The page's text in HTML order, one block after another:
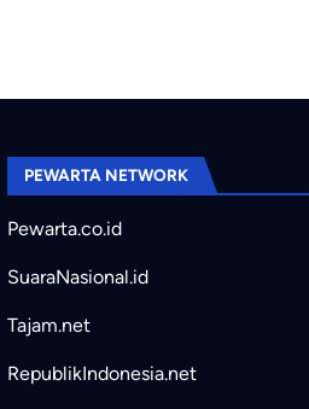
PEWARTA NETWORK
Pewarta.co.id
SuaraNasional.id
Tajam.net
RepublikIndonesia.net